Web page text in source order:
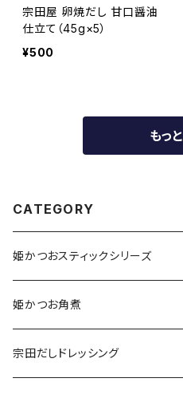
宗田屋 卵焼だし 甘口醤油
仕立て（45g×5）
¥500
もっ
CATEGORY
姫かつおスティックシリーズ
姫かつお角煮
宗田だしドレッシング